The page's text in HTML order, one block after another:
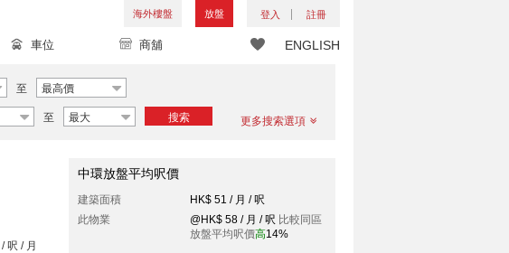
海外樓盤 放盤 登入 註冊
ENGLISH
車位 商舖
至 最高價
至 最大 搜索 更多搜索選項
/ 呎 / 月
中環放盤平均呎價
建築面積
HK$ 51 / 月 / 呎
此物業
@HK$ 58 / 月 / 呎 比較同區
放盤平均呎價高14%